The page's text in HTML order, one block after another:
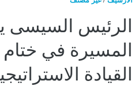
الرئيس السيسى
المسيرة في ختام
القيادة